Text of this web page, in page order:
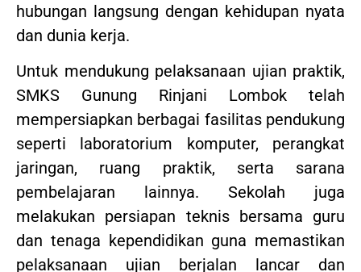
hubungan langsung dengan kehidupan nyata
dan dunia kerja.
Untuk mendukung pelaksanaan ujian praktik,
SMKS Gunung Rinjani Lombok telah
mempersiapkan berbagai fasilitas pendukung
seperti laboratorium komputer, perangkat
jaringan, ruang praktik, serta sarana
pembelajaran lainnya. Sekolah juga
melakukan persiapan teknis bersama guru
dan tenaga kependidikan guna memastikan
pelaksanaan ujian berjalan lancar dan